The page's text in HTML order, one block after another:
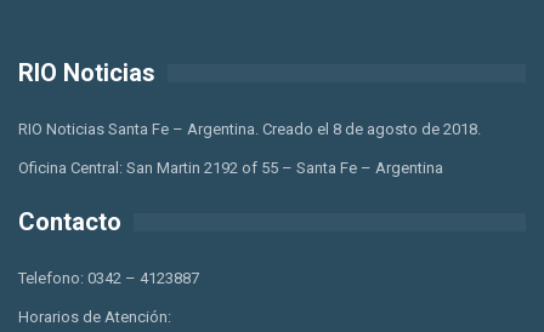
RIO Noticias
RIO Noticias Santa Fe – Argentina. Creado el 8 de agosto de 2018.
Oficina Central: San Martin 2192 of 55 – Santa Fe – Argentina
Contacto
Telefono: 0342 – 4123887
Horarios de Atención: